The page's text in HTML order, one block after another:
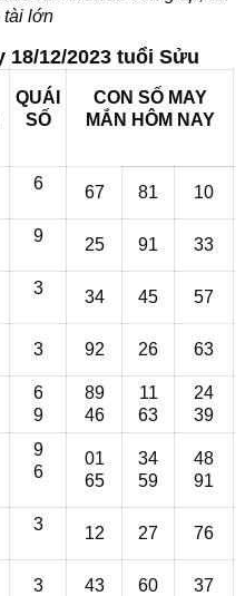
tài lớn
18/12/2023 tuổi Sửu
QUÁI
SỐ
CON SỐ MAY
MẮN HÔM NAY
6 67 81 10
9 25 91 33
3 34 45 57
3 92 26 63
6
9
89
46
11
63
24
39
9
6
01
65
34
59
48
91
3 12 27 76
3 43 60 37